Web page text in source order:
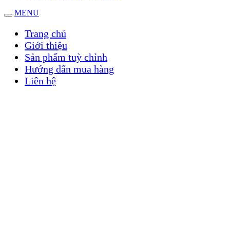
MENU
Trang chủ
Giới thiệu
Sản phẩm tuỳ chỉnh
Hướng dẩn mua hàng
Liên hệ